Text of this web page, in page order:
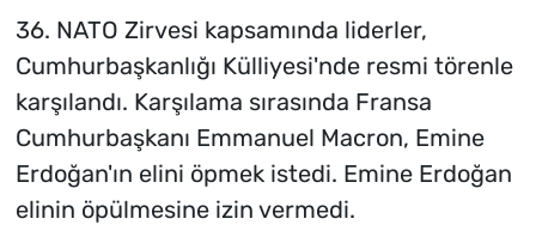
36. NATO Zirvesi kapsamında liderler,
Cumhurbaşkanlığı Külliyesi'nde resmi törenle
karşılandı. Karşılama sırasında Fransa
Cumhurbaşkanı Emmanuel Macron, Emine
Erdoğan'ın elini öpmek istedi. Emine Erdoğan
elinin öpülmesine izin vermedi.